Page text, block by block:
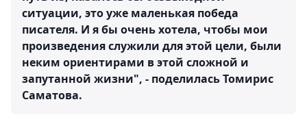
ситуации, это уже маленькая победа
писателя. И я бы очень хотела, чтобы мои
произведения служили для этой цели, были
неким ориентирами в этой сложной и
запутанной жизни", - поделилась Томирис
Саматова.